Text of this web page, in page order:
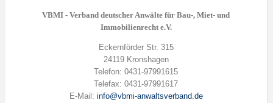
VBMI - Verband deutscher Anwälte für Bau-, Miet- und
Immobilienrecht e.V.
Eckernförder Str. 315
24119 Kronshagen
Telefon: 0431-97991615
Telefax: 0431-97991617
E-Mail: info@vbmi-anwaltsverband.de